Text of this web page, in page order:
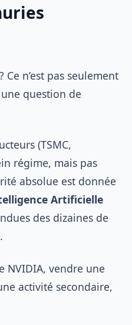
n’est pas seulement
question de
(TSMC,
régime, mais pas
absolue est donnée
Artificielle
des dizaines de
NVIDIA, vendre une
activité secondaire,